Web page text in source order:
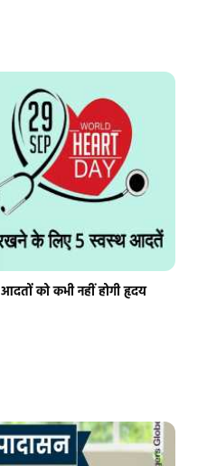
को कभी नहीं होगी हृदय